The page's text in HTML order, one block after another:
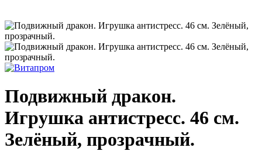
Подвижный дракон.
Игрушка антистресс. 46 см.
Зелёный, прозрачный.